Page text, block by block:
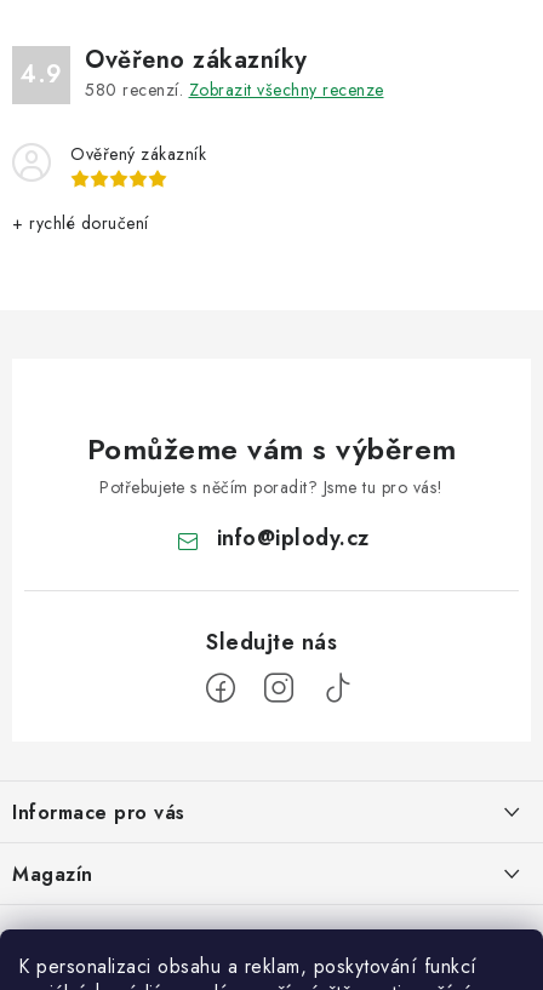
K personalizaci obsahu a reklam, poskytování funkcí
4.9 Ověřeno zákazníky
580 recenzí. Zobrazit všechny recenze
Ověřený zákazník
+ rychlé doručení
Pomůžeme vám s výběrem
Potřebujete s něčím poradit? Jsme tu pro vás!
info@iplody.cz
p
a
í
Informace pro vás
Velkoobchod
Magazín
Kombucha – osvěžující nápoj pro zdravé zažívání